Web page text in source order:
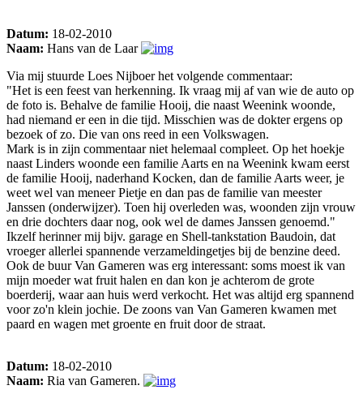
Datum: 18-02-2010
Naam: Hans van de Laar
Via mij stuurde Loes Nijboer het volgende commentaar:
"Het is een feest van herkenning. Ik vraag mij af van wie de auto op
de foto is. Behalve de familie Hooij, die naast Weenink woonde,
had niemand er een in die tijd. Misschien was de dokter ergens op
bezoek of zo. Die van ons reed in een Volkswagen.
Mark is in zijn commentaar niet helemaal compleet. Op het hoekje
naast Linders woonde een familie Aarts en na Weenink kwam eerst
de familie Hooij, naderhand Kocken, dan de familie Aarts weer, je
weet wel van meneer Pietje en dan pas de familie van meester
Janssen (onderwijzer). Toen hij overleden was, woonden zijn vrouw
en drie dochters daar nog, ook wel de dames Janssen genoemd."
Ikzelf herinner mij bijv. garage en Shell-tankstation Baudoin, dat
vroeger allerlei spannende verzameldingetjes bij de benzine deed.
Ook de buur Van Gameren was erg interessant: soms moest ik van
mijn moeder wat fruit halen en dan kon je achterom de grote
boerderij, waar aan huis werd verkocht. Het was altijd erg spannend
voor zo'n klein jochie. De zoons van Van Gameren kwamen met
paard en wagen met groente en fruit door de straat.
Datum: 18-02-2010
Naam: Ria van Gameren.